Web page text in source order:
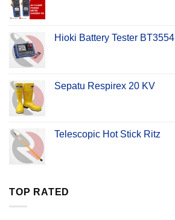
Hioki Battery Tester BT3554
Sepatu Respirex 20 KV
Telescopic Hot Stick Ritz
TOP RATED